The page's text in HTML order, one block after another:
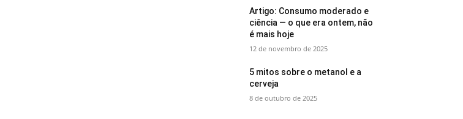
Artigo: Consumo moderado e
ciência — o que era ontem, não
é mais hoje
12 de novembro de 2025
5 mitos sobre o metanol e a
cerveja
8 de outubro de 2025